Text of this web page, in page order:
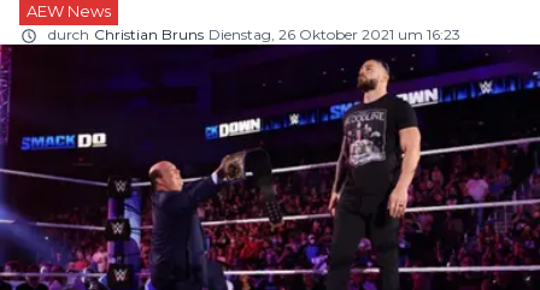
AEW News
durch Christian Bruns Dienstag, 26 Oktober 2021 um 16:23